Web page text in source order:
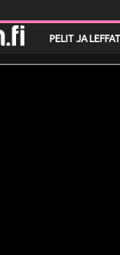
e
PELIT JA